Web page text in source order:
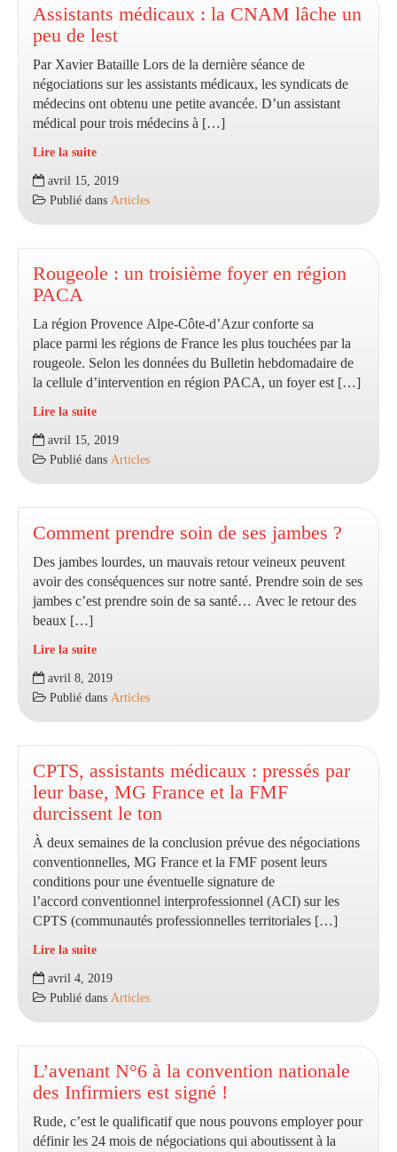
des
négociations
loin
d’être
achevé
Assistants médicaux : la CNAM lâche un
peu de lest
Par Xavier Bataille Lors de la dernière séance de
négociations sur les assistants médicaux, les syndicats de
médecins ont obtenu une petite avancée. D’un assistant
médical pour trois médecins à […]
Lire la suite
médicaux
:
la
CNAM
lâche
un
de
lest
avril 15, 2019
Publié dans Articles
Rougeole : un troisième foyer en région
PACA
La région Provence Alpe-Côte-d’Azur conforte sa
place parmi les régions de France les plus touchées par la
rougeole. Selon les données du Bulletin hebdomadaire de
la cellule d’intervention en région PACA, un foyer est […]
Lire la suite
:
un
troisième
foyer
en
PACA
avril 15, 2019
Publié dans Articles
Comment prendre soin de ses jambes ?
Des jambes lourdes, un mauvais retour veineux peuvent
avoir des conséquences sur notre santé. Prendre soin de ses
jambes c’est prendre soin de sa santé… Avec le retour des
beaux […]
Lire la suite
prendre
soin
de
ses
jambes
?
avril 8, 2019
Publié dans Articles
CPTS, assistants médicaux : pressés par
leur base, MG France et la FMF
durcissent le ton
À deux semaines de la conclusion prévue des négociations
conventionnelles, MG France et la FMF posent leurs
conditions pour une éventuelle signature de
l’accord conventionnel interprofessionnel (ACI) sur les
CPTS (communautés professionnelles territoriales […]
Lire la suite
assistants
médicaux
:
pressés
par
leur
MG
France
avril 4, 2019
Publié dans Articles
L’avenant N°6 à la convention nationale
des Infirmiers est signé !
Rude, c’est le qualificatif que nous pouvons employer pour
définir les 24 mois de négociations qui aboutissent à la